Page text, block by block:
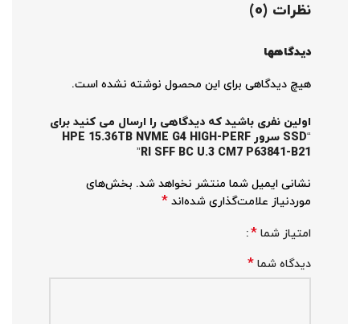
نظرات (0)
دیدگاهها
هیچ دیدگاهی برای این محصول نوشته نشده است.
اولین نفری باشید که دیدگاهی را ارسال می کنید برای
“SSD سرور HPE 15.36TB NVME G4 HIGH-PERF
RI SFF BC U.3 CM7 P63841-B21”
نشانی ایمیل شما منتشر نخواهد شد. بخش‌های
موردنیاز علامت‌گذاری شده‌اند *
امتیاز شما *
دیدگاه شما *